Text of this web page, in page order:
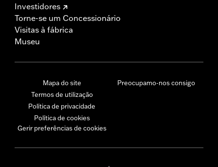
Investidores
Torne-se um Concessionário
Visitas à fábrica
Museu
Mapa do site
Termos de utilização
Política de privacidade
Política de cookies
Gerir preferências de cookies
Preocupamo-nos consigo